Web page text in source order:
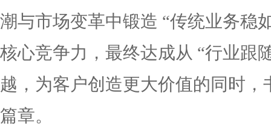
潮与市场变革中锻造 “传统业务稳
核心竞争力，最终达成从 “行业跟
越，为客户创造更大价值的同时
篇章。